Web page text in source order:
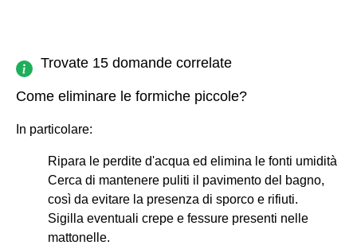
Trovate 15 domande correlate
Come eliminare le formiche piccole?
In particolare:
Ripara le perdite d'acqua ed elimina le fonti umidità
Cerca di mantenere puliti il pavimento del bagno,
così da evitare la presenza di sporco e rifiuti.
Sigilla eventuali crepe e fessure presenti nelle
mattonelle.